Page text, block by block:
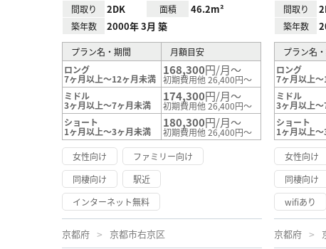
間取り 2DK 面積 46.2m²
築年数 2000年 3月 築
プラン名・期間
月額目安
ロング
7ヶ月以上～12ヶ月未満
168,300円/月～
初期費用他 26,400円～
ミドル
3ヶ月以上～7ヶ月未満
174,300円/月～
初期費用他 26,400円～
ショート
1ヶ月以上～3ヶ月未満
180,300円/月～
初期費用他 26,400円～
女性向け
ファミリー向け
同棲向け
駅近
インターネット無料
京都府 京都市右京区
間取り
築年数
プラン名
ロング
7ヶ月以上
ミドル
3ヶ月以上
ショート
1ヶ月以上
女性向け
同棲向け
wifiあり
京都府